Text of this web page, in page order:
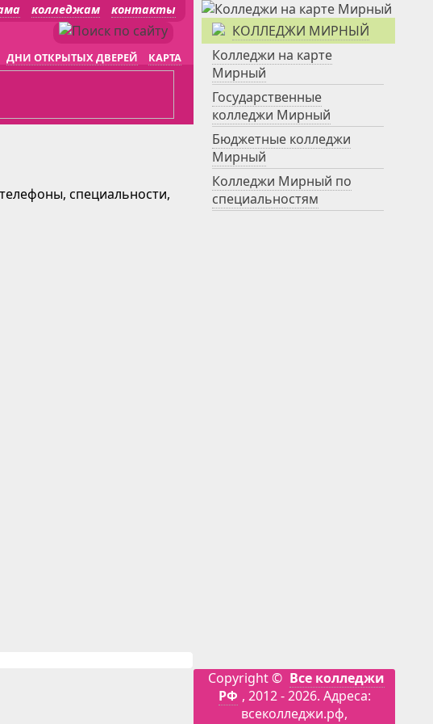
колледжам контакты
ДНИ ОТКРЫТЫХ ДВЕРЕЙ КАРТА
специальности,
КОЛЛЕДЖИ МИРНЫЙ
Колледжи на карте
Мирный
Государственные
колледжи Мирный
Бюджетные колледжи
Мирный
Колледжи Мирный по
специальностям
Copyright © Все колледжи
РФ , 2012 - 2026. Адреса:
всеколледжи.рф,